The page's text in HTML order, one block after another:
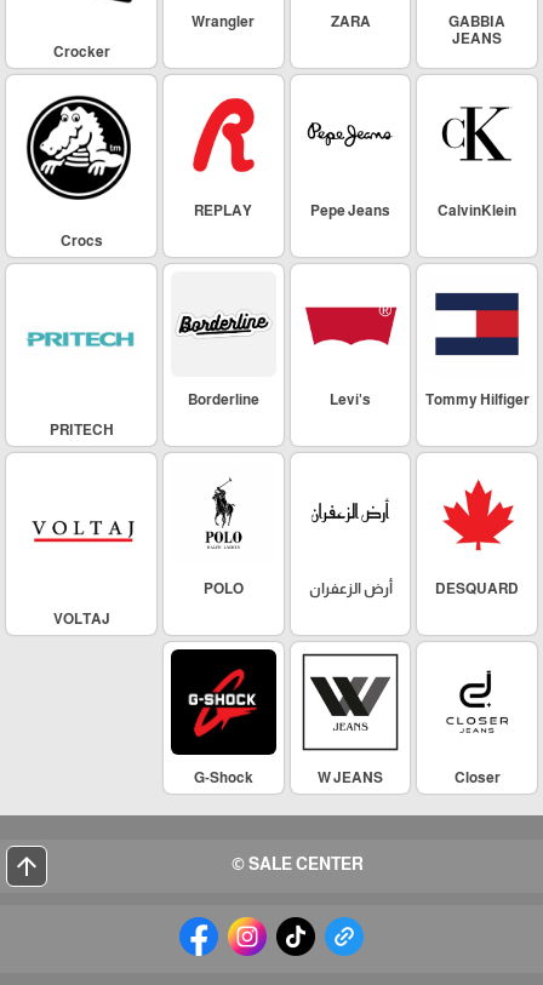
GABBIA
JEANS
ZARA
Wrangler
Crocker
CalvinKlein
Pepe Jeans
REPLAY
Crocs
Tommy Hilfiger
Levi's
Borderline
PRITECH
DESQUARD أرض الزعفران
POLO
VOLTAJ
Closer
W JEANS
G-Shock
SALE CENTER ©
arrow_upward